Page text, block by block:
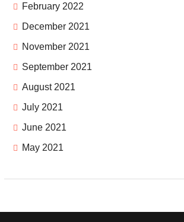
February 2022
December 2021
November 2021
September 2021
August 2021
July 2021
June 2021
May 2021